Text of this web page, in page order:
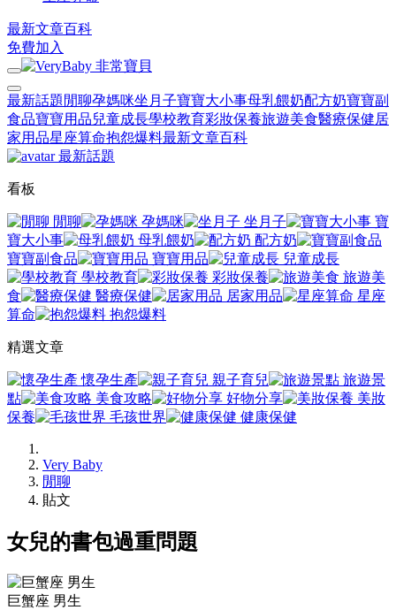
最新文章百科
免費加入
最新話題 閒聊孕媽咪坐月子寶寶大小事母乳餵奶配方奶寶寶副
食品寶寶用品兒童成長學校教育彩妝保養旅遊美食醫療保健居
家用品星座算命抱怨爆料最新文章百科
最新話題
看板
閒聊 孕媽咪 坐月子
寶
寶大小事
母乳餵奶
配方奶
寶寶副食品
寶寶用品
兒童成長
學校教育
彩妝保養
旅遊美
食
醫療保健 居家用品
星座
算命
抱怨爆料
精選文章
懷孕生產 親子育兒
旅遊景
點
美食攻略 好物分享
美妝
保養
毛孩世界 健康保健
Very Baby
閒聊
貼文
女兒的書包過重問題
巨蟹座 男生